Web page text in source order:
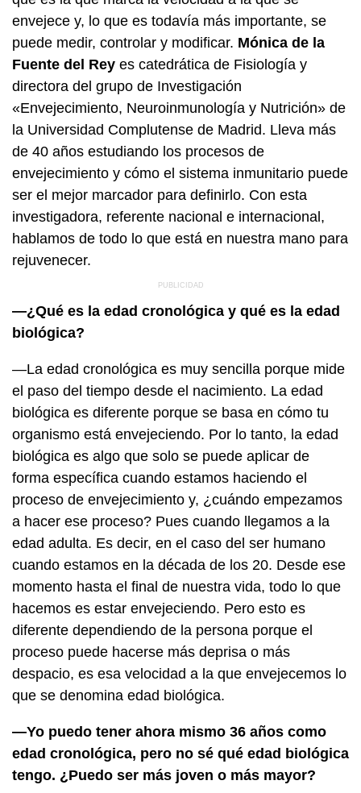
envejece y, lo que es todavía más importante, se
puede medir, controlar y modificar. Mónica de la
Fuente del Rey es catedrática de Fisiología y
directora del grupo de Investigación
«Envejecimiento, Neuroinmunología y Nutrición» de
la Universidad Complutense de Madrid. Lleva más
de 40 años estudiando los procesos de
envejecimiento y cómo el sistema inmunitario puede
ser el mejor marcador para definirlo. Con esta
investigadora, referente nacional e internacional,
hablamos de todo lo que está en nuestra mano para
rejuvenecer.
—¿Qué es la edad cronológica y qué es la edad
biológica?
—La edad cronológica es muy sencilla porque mide
el paso del tiempo desde el nacimiento. La edad
biológica es diferente porque se basa en cómo tu
organismo está envejeciendo. Por lo tanto, la edad
biológica es algo que solo se puede aplicar de
forma específica cuando estamos haciendo el
proceso de envejecimiento y, ¿cuándo empezamos
a hacer ese proceso? Pues cuando llegamos a la
edad adulta. Es decir, en el caso del ser humano
cuando estamos en la década de los 20. Desde ese
momento hasta el final de nuestra vida, todo lo que
hacemos es estar envejeciendo. Pero esto es
diferente dependiendo de la persona porque el
proceso puede hacerse más deprisa o más
despacio, es esa velocidad a la que envejecemos lo
que se denomina edad biológica.
—Yo puedo tener ahora mismo 36 años como
edad cronológica, pero no sé qué edad biológica
tengo. ¿Puedo ser más joven o más mayor?